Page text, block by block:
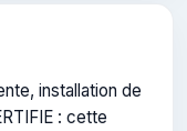
installation de
: cette